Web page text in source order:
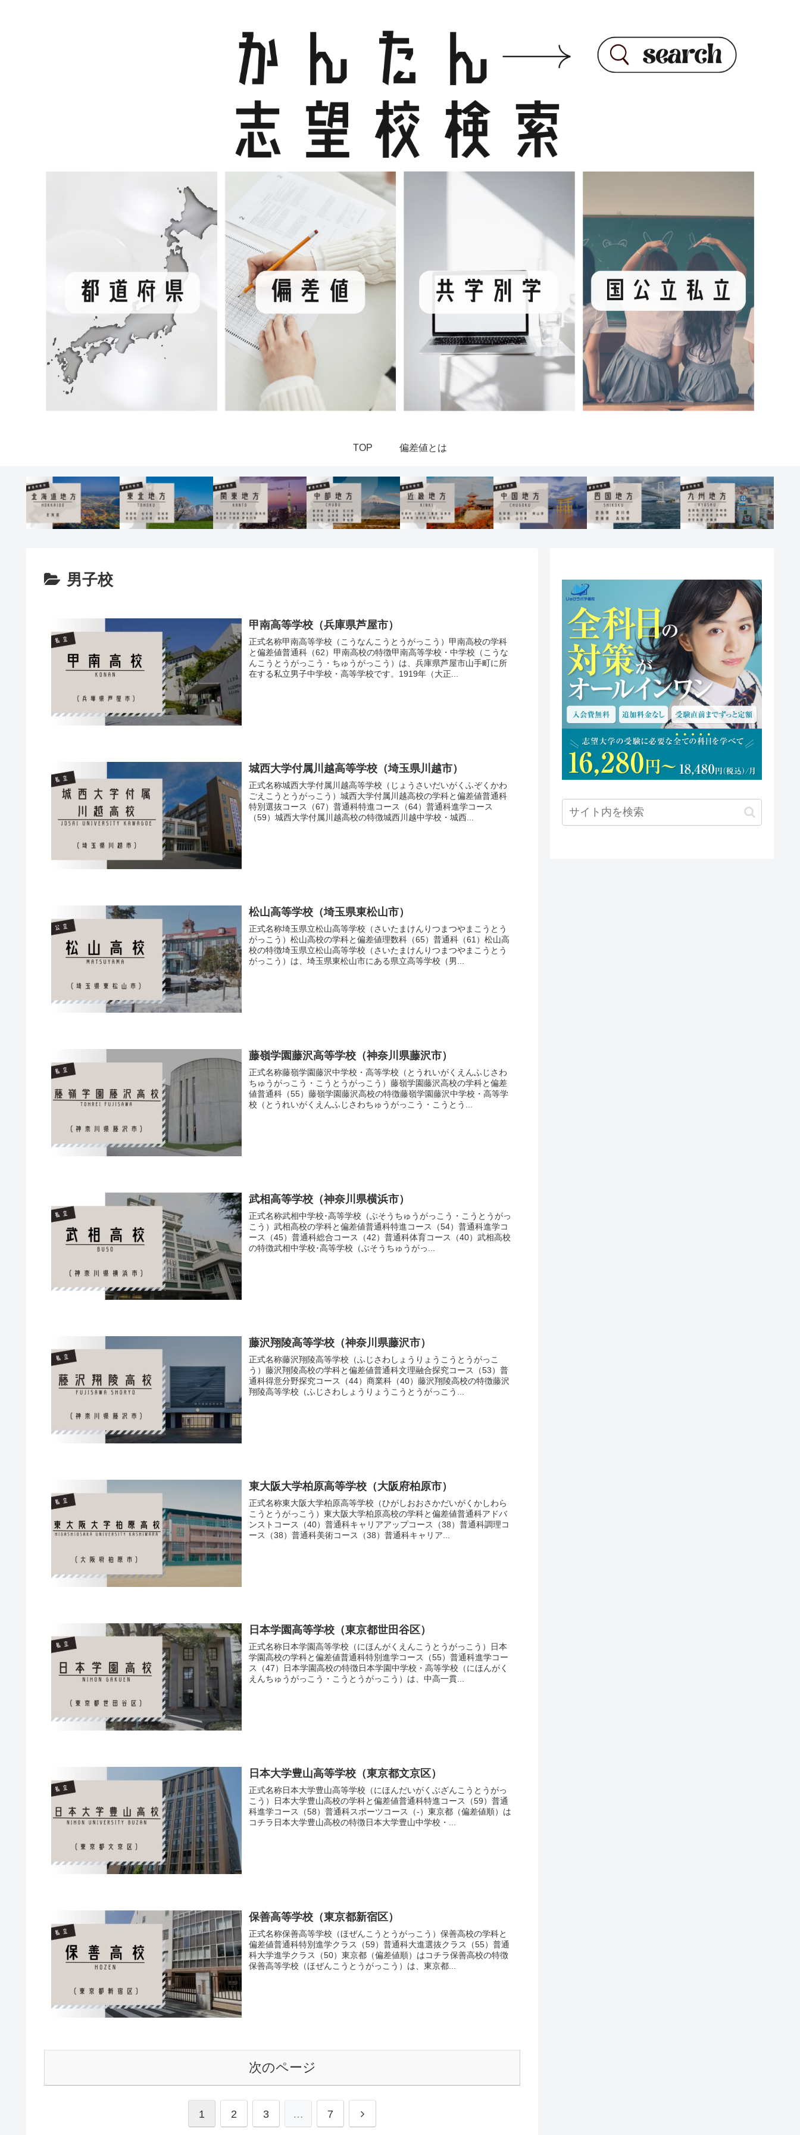
TOP 偏差値とは
男子校
甲南高等学校（兵庫県芦屋市）
正式名称甲南高等学校（こうなんこうとうがっこう）甲南高校の学科
と偏差値普通科（62）甲南高校の特徴甲南高等学校・中学校（こうな
んこうとうがっこう・ちゅうがっこう）は、兵庫県芦屋市山手町に所
在する私立男子中学校・高等学校です。1919年（大正...
城西大学付属川越高等学校（埼玉県川越市）
正式名称城西大学付属川越高等学校（じょうさいだいがくふぞくかわ
ごえこうとうがっこう）城西大学付属川越高校の学科と偏差値普通科
特別選抜コース（67）普通科特進コース（64）普通科進学コース
（59）城西大学付属川越高校の特徴城西川越中学校・城西...
松山高等学校（埼玉県東松山市）
正式名称埼玉県立松山高等学校（さいたまけんりつまつやまこうとう
がっこう）松山高校の学科と偏差値理数科（65）普通科（61）松山高
校の特徴埼玉県立松山高等学校（さいたまけんりつまつやまこうとう
がっこう）は、埼玉県東松山市にある県立高等学校（男...
藤嶺学園藤沢高等学校（神奈川県藤沢市）
正式名称藤嶺学園藤沢中学校・高等学校（とうれいがくえんふじさわ
ちゅうがっこう・こうとうがっこう）藤嶺学園藤沢高校の学科と偏差
値普通科（55）藤嶺学園藤沢高校の特徴藤嶺学園藤沢中学校・高等学
校（とうれいがくえんふじさわちゅうがっこう・こうとう...
武相高等学校（神奈川県横浜市）
正式名称武相中学校･高等学校（ぶそうちゅうがっこう・こうとうがっ
こう）武相高校の学科と偏差値普通科特進コース（54）普通科進学コ
ース（45）普通科総合コース（42）普通科体育コース（40）武相高校
の特徴武相中学校･高等学校（ぶそうちゅうがっ...
藤沢翔陵高等学校（神奈川県藤沢市）
正式名称藤沢翔陵高等学校（ふじさわしょうりょうこうとうがっこ
う）藤沢翔陵高校の学科と偏差値普通科文理融合探究コース（53）普
通科得意分野探究コース（44）商業科（40）藤沢翔陵高校の特徴藤沢
翔陵高等学校（ふじさわしょうりょうこうとうがっこう...
東大阪大学柏原高等学校（大阪府柏原市）
正式名称東大阪大学柏原高等学校（ひがしおおさかだいがくかしわら
こうとうがっこう）東大阪大学柏原高校の学科と偏差値普通科アドバ
ンストコース（40）普通科キャリアアップコース（38）普通科調理コ
ース（38）普通科美術コース（38）普通科キャリア...
日本学園高等学校（東京都世田谷区）
正式名称日本学園高等学校（にほんがくえんこうとうがっこう）日本
学園高校の学科と偏差値普通科特別進学コース（55）普通科進学コー
ス（47）日本学園高校の特徴日本学園中学校・高等学校（にほんがく
えんちゅうがっこう・こうとうがっこう）は、中高一貫...
日本大学豊山高等学校（東京都文京区）
正式名称日本大学豊山高等学校（にほんだいがくぶざんこうとうがっ
こう）日本大学豊山高校の学科と偏差値普通科特進コース（59）普通
科進学コース（58）普通科スポーツコース（-）東京都（偏差値順）は
コチラ日本大学豊山高校の特徴日本大学豊山中学校・...
保善高等学校（東京都新宿区）
正式名称保善高等学校（ほぜんこうとうがっこう）保善高校の学科と
偏差値普通科特別進学クラス（59）普通科大進選抜クラス（55）普通
科大学進学クラス（50）東京都（偏差値順）はコチラ保善高校の特徴
保善高等学校（ほぜんこうとうがっこう）は、東京都...
次のページ
1 2 3 … 7 次